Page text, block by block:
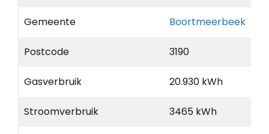
Gemeente Boortmeerbeek
Postcode 3190
Gasverbruik 20.930 kWh
Stroomverbruik 3465 kWh